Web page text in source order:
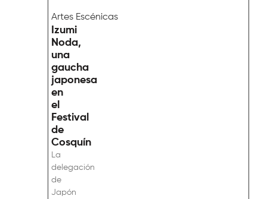
Artes Escénicas
Izumi
Noda,
una
gaucha
japonesa
en
el
Festival
de
Cosquín
La
delegación
de
Japón